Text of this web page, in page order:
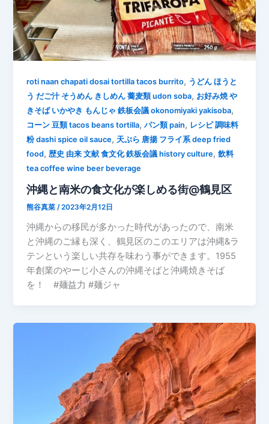
roti naan chapati dosai tortilla tacos burrito, うどん ほうと
う だご汁 そうめん きしめん 蕎麦類 udon soba, お好み焼 や
きそば いかやき もんじゃ 鉄板会議 okonomiyaki yakisoba,
コーン 豆類 tacos beans tortilla,パン類 pain, レシピ 調味料
粉 dashi spice oil sauce, 天ぷら 唐揚 フライ系 deep fried
food,歴史 由来 文献 食文化 鉄板会議 history culture,飲料
tea coffee wine beer beverage
沖縄と南米の食文化が楽しめる街@鶴見区
熊谷真菜/2023年2月12日
沖縄からの移民が多かった時代があったので、南米
と沖縄のご縁も深く、鶴見区のこのエリアは沖縄&ラ
テンという楽しい共存を味わう事ができます。1955
年創業のやーじ小さんの沖縄そばと沖縄焼きそば
を！ #麺益力 #麺ジャ